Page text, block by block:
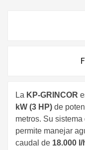
La KP-GRINCOR
kW (3 HP) de
metros. Su
permite manejar
caudal de 18.000 l/